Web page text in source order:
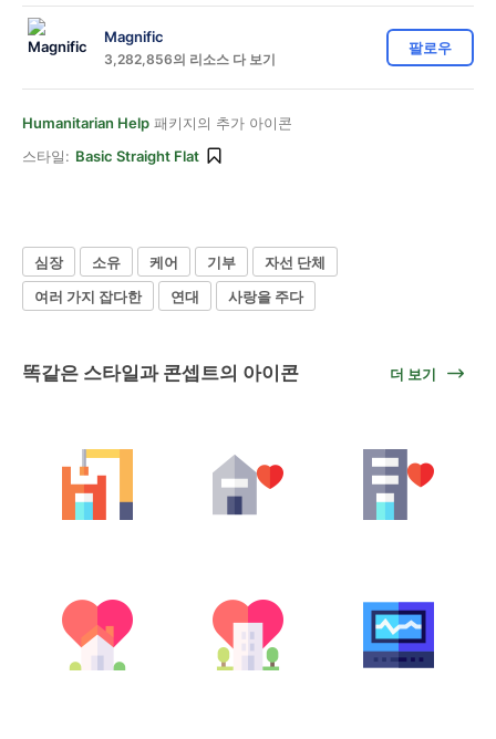
Magnific
3,282,856의 리소스 다 보기
팔로우
Humanitarian Help 패키지의 추가 아이콘
스타일: Basic Straight Flat
심장 소유 케어 기부
자선 단체
여러 가지 잡다한
연대 사랑을 주다
똑같은 스타일과 콘셉트의 아이콘 더 보기